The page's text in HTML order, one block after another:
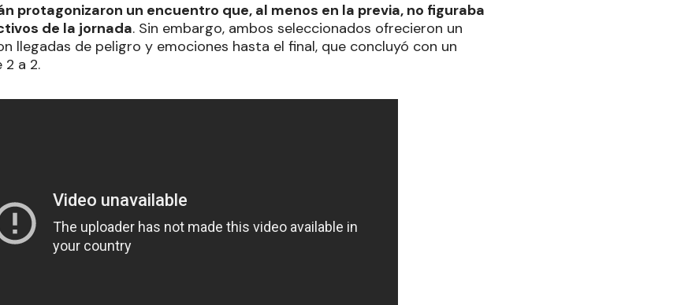
protagonizaron un encuentro que, al menos en la previa, no figuraba
de la jornada. Sin embargo, ambos seleccionados ofrecieron un
llegadas de peligro y emociones hasta el final, que concluyó con un
a 2.